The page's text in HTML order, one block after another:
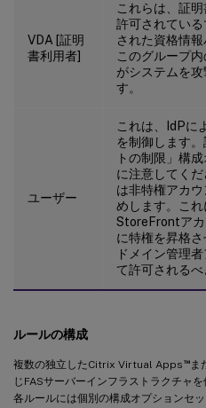
VDA [証明
書利用者]
これらは、証
許可されてい
された資格情
このグループ
がシステムを
す。
ユーザー
これは、IdPに
を制御します
トの制限」構
に注意してく
は非特権アカ
めします。こ
StoreFrontアカ
に特権を昇格さ
ドメイン管理
て許可されるべ
ルールの構成
複数の独立したCitrix Virtual Apps ™ま
じFASサーバーインフラストラクチャ
各ルールには個別の構成オプションセ